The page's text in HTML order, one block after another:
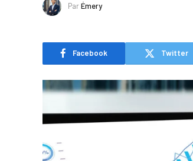
ParÉmery
Facebook Twitter